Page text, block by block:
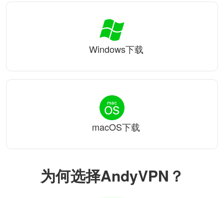
为何选择AndyVPN？
Windows下载
macOS下载